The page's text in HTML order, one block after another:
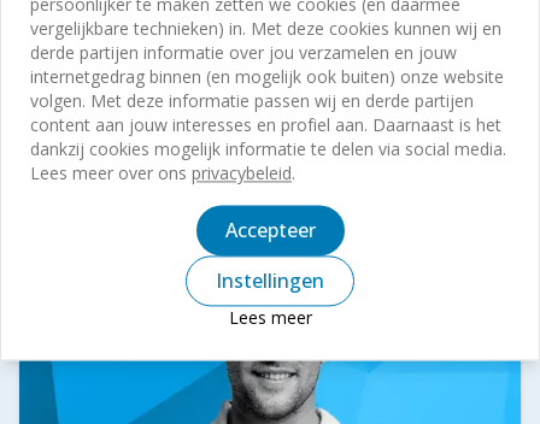
voor het onderhouden, installeren en
optimaliseren van inbraakbeveiliging,
camerabewaking en toegangscontrolesystemen.
Je werkt zelfstandig, hebt direct contact met
klanten en draagt bij aan een veilige omgeving.
Meer informatie
persoonlijker te maken zetten we cookies (en daarmee
vergelijkbare technieken) in. Met deze cookies kunnen wij en
derde partijen informatie over jou verzamelen en jouw
internetgedrag binnen (en mogelijk ook buiten) onze website
volgen. Met deze informatie passen wij en derde partijen
content aan jouw interesses en profiel aan. Daarnaast is het
dankzij cookies mogelijk informatie te delen via social media.
Lees meer over ons privacybeleid.
Accepteer
Instellingen
Lees meer